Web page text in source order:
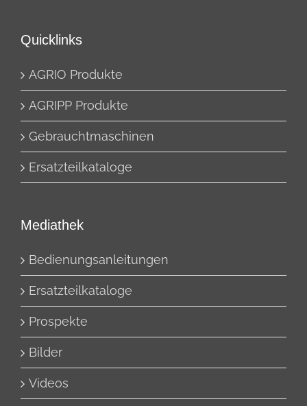
Quicklinks
AGRIO Produkte
AGRIPP Produkte
Gebrauchtmaschinen
Ersatzteilkataloge
Mediathek
Bedienungsanleitungen
Ersatzteilkataloge
Prospekte
Bilder
Videos